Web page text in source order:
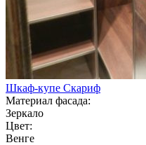
Шкаф-купе Скариф
Материал фасада:
Зеркало
Цвет:
Венге